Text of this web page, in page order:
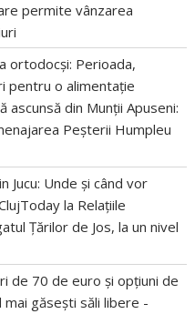
permite vânzarea
ortodocși: Perioada,
pentru o alimentație
ascunsă din Munții Apuseni:
Peșterii Humpleu
Jucu: Unde și când vor
la Relațiile
Țărilor de Jos, la un nivel
de 70 de euro și opțiuni de
găsești săli libere -